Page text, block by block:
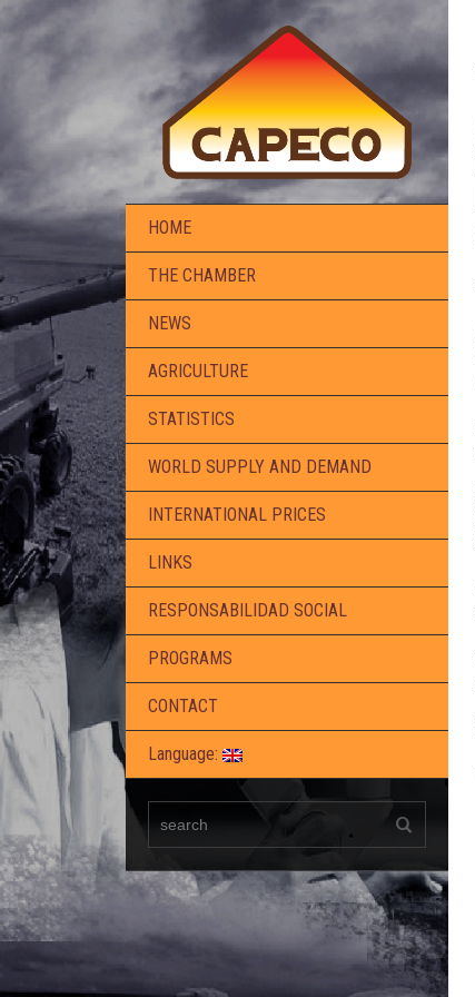
HOME
THE CHAMBER
NEWS
AGRICULTURE
STATISTICS
WORLD SUPPLY AND DEMAND
INTERNATIONAL PRICES
LINKS
RESPONSABILIDAD SOCIAL
PROGRAMS
CONTACT
Language: